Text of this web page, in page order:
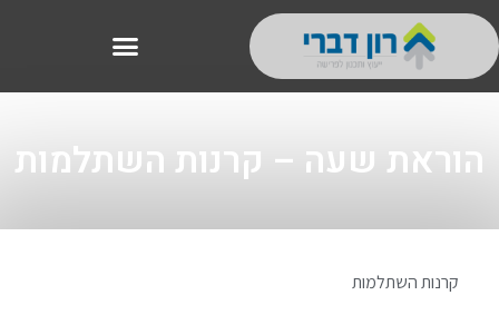
הוראת שעה – קרנות השתלמות
קרנות השתלמות